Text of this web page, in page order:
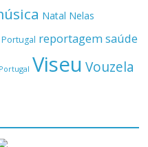
Natal Nelas
Portugal reportagemsaúde
Viseu Vouzela